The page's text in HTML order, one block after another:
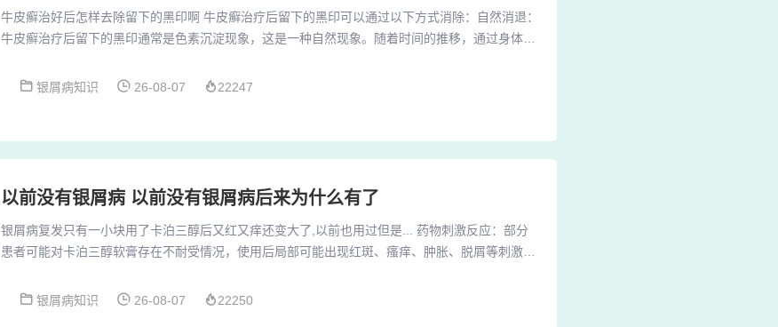
牛皮癣治好后怎样去除留下的黑印啊 牛皮癣治疗后留下的黑印可以通过以下方式消除：自然消退：
牛皮癣治疗后留下的黑印通常是色素沉淀现象，这是一种自然现象。随着时间的推移，通过身体的
弹性的功效，同时也有助于改善疤痕状况。外界的一些物理性或其他刺激也有可能使皮肤上出现色
银屑病知识 26-08-07 22247
以前没有银屑病 以前没有银屑病后来为什么有了
银屑病复发只有一小块用了卡泊三醇后又红又痒还变大了,以前也用过但是... 药物刺激反应：部分
患者可能对卡泊三醇软膏存在不耐受情况，使用后局部可能出现红斑、瘙痒、肿胀、脱屑等刺激反
醇软膏的使用需要遵循一定的方法和注意事项，如避免用于面部特别是眼部等敏感区域。药物过敏
银屑病知识 26-08-07 22250